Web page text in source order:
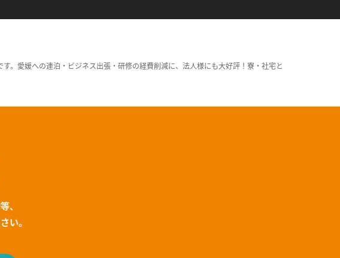
。愛媛への連泊・ビジネス出張・研修の経費削減に、法人様にも大好評！寮・社宅と
、
い。